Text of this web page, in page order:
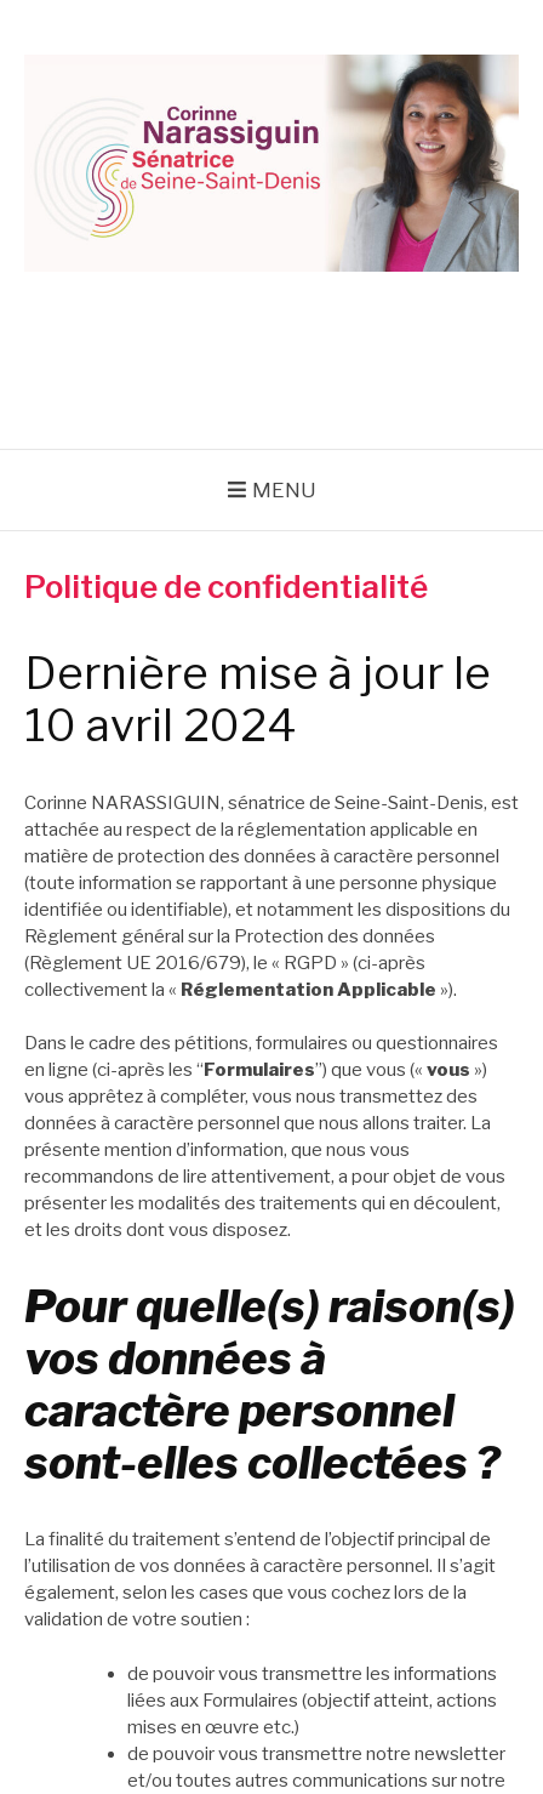
MENU
Politique de confidentialité
Dernière mise à jour le
10 avril 2024
Corinne NARASSIGUIN, sénatrice de Seine-Saint-Denis, est
attachée au respect de la réglementation applicable en
matière de protection des données à caractère personnel
(toute information se rapportant à une personne physique
identifiée ou identifiable), et notamment les dispositions du
Règlement général sur la Protection des données
(Règlement UE 2016/679), le « RGPD » (ci-après
collectivement la « Réglementation Applicable »).
Dans le cadre des pétitions, formulaires ou questionnaires
en ligne (ci-après les “Formulaires”) que vous (« vous »)
vous apprêtez à compléter, vous nous transmettez des
données à caractère personnel que nous allons traiter. La
présente mention d’information, que nous vous
recommandons de lire attentivement, a pour objet de vous
présenter les modalités des traitements qui en découlent,
et les droits dont vous disposez.
Pour quelle(s) raison(s)
vos données à
caractère personnel
sont-elles collectées ?
La finalité du traitement s’entend de l’objectif principal de
l’utilisation de vos données à caractère personnel. Il s’agit
également, selon les cases que vous cochez lors de la
validation de votre soutien :
de pouvoir vous transmettre les informations
liées aux Formulaires (objectif atteint, actions
mises en œuvre etc.)
de pouvoir vous transmettre notre newsletter
et/ou toutes autres communications sur notre